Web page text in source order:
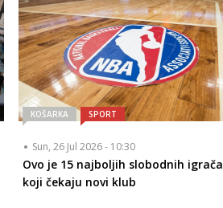
KOŠARKA SPORT
Sun, 26 Jul 2026 - 10:30
Ovo je 15 najboljih slobodnih igrača
koji čekaju novi klub